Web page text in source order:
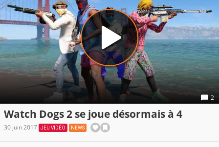
2
Watch Dogs 2 se joue désormais à 4
30 juin 2017 JEU VIDÉO NEWS